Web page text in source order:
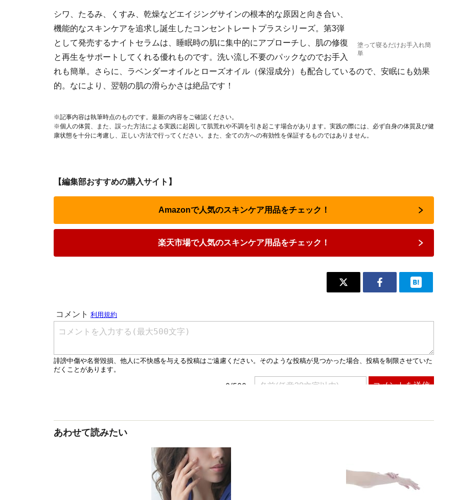
塗って寝るだけお手入れ簡
単
シワ、たるみ、くすみ、乾燥などエイジングサインの根本的な原因と向き合い、
機能的なスキンケアを追求し誕生したコンセントレートプラスシリーズ。第3弾
として発売するナイトセラムは、睡眠時の肌に集中的にアプローチし、肌の修復
と再生をサポートしてくれる優れものです。洗い流し不要のパックなのでお手入
れも簡単。さらに、ラベンダーオイルとローズオイル（保湿成分）も配合しているので、安眠にも効果
的。なにより、翌朝の肌の滑らかさは絶品です！
※記事内容は執筆時点のものです。最新の内容をご確認ください。
※個人の体質、また、誤った方法による実践に起因して肌荒れや不調を引き起こす場合があります。実践の際には、必ず自身の体質及び健
康状態を十分に考慮し、正しい方法で行ってください。また、全ての方への有効性を保証するものではありません。
【編集部おすすめの購入サイト】
Amazonで人気のスキンケア用品をチェック！
楽天市場で人気のスキンケア用品をチェック！
あわせて読みたい